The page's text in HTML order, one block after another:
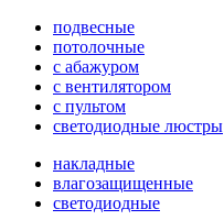
подвесные
потолочные
с абажуром
с вентилятором
с пультом
светодиодные люстры
накладные
влагозащищенные
светодиодные